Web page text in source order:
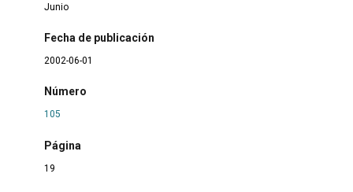
Junio
Fecha de publicación
2002-06-01
Número
105
Página
19